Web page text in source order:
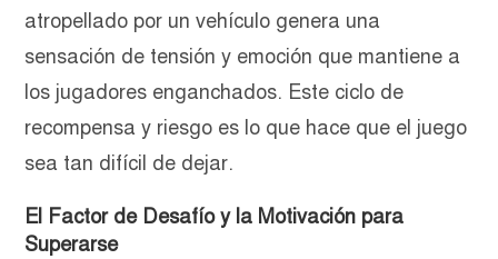
atropellado por un vehículo genera una
sensación de tensión y emoción que mantiene a
los jugadores enganchados. Este ciclo de
recompensa y riesgo es lo que hace que el juego
sea tan difícil de dejar.
El Factor de Desafío y la Motivación para
Superarse